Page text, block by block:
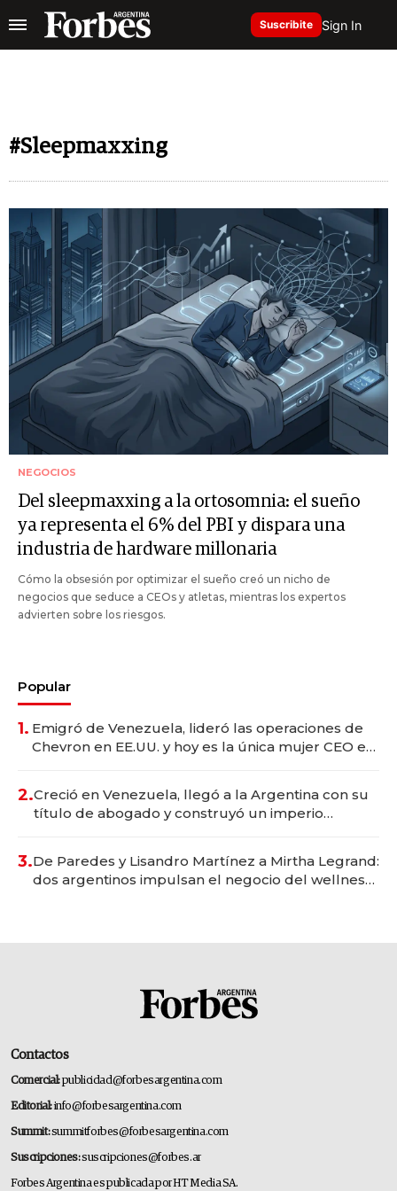
Suscribite Sign In
#Sleepmaxxing
NEGOCIOS
Del sleepmaxxing a la ortosomnia: el sueño
ya representa el 6% del PBI y dispara una
industria de hardware millonaria
Cómo la obsesión por optimizar el sueño creó un nicho de
negocios que seduce a CEOs y atletas, mientras los expertos
advierten sobre los riesgos.
Popular
1. Emigró de Venezuela, lideró las operaciones de
Chevron en EE.UU. y hoy es la única mujer CEO en
2.Creció en Venezuela, llegó a la Argentina con su
título de abogado y construyó un imperio
3.De Paredes y Lisandro Martínez a Mirtha Legrand:
dos argentinos impulsan el negocio del wellness
Contactos
Comercial:publicidad@forbesargentina.com
Editorial:info@forbesargentina.com
Summit:summitforbes@forbesargentina.com
Suscripciones:suscripciones@forbes.ar
Forbes Argentina es publicada por HT Media SA.